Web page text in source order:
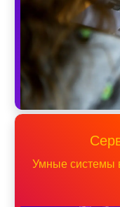
Умные системы